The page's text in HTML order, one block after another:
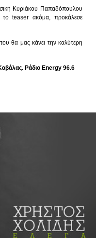
Κυριάκου Παπαδόπουλου
teaser ακόμα, προκάλεσε
θα μας κάνει την καλύτερη
Ράδιο Energy 96.6